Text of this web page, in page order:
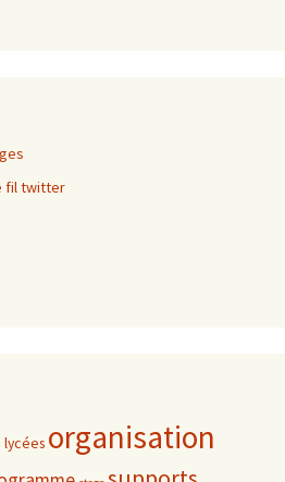
fil twitter
lycées organisation